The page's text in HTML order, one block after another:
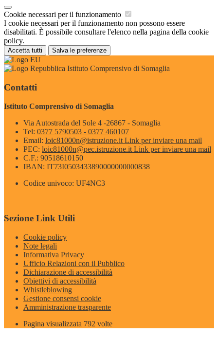
Cookie necessari per il funzionamento
I cookie necessari per il funzionamento non possono essere
disabilitati. È possibile consultare l'elenco nella pagina della cookie
policy.
Accetta tutti Salva le preferenze
Istituto Comprensivo di Somaglia
Contatti
Istituto Comprensivo di Somaglia
Via Autostrada del Sole 4 -26867 - Somaglia
Tel: 0377 5790503 - 0377 460107
Email: loic81000n@istruzione.it Link per inviare una mail
PEC: loic81000n@pec.istruzione.it Link per inviare una mail
C.F.: 90518610150
IBAN: IT73I0503433890000000000838
Codice univoco: UF4NC3
Sezione Link Utili
Cookie policy
Note legali
Informativa Privacy
Ufficio Relazioni con il Pubblico
Dichiarazione di accessibilità
Obiettivi di accessibilità
Whistleblowing
Gestione consensi cookie
Amministrazione trasparente
Pagina visualizzata 792 volte